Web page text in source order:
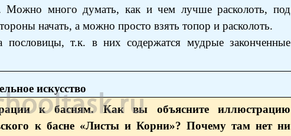
Можно много думать, как и чем лучше расколоть, под
начать, а можно просто взять топор и расколоть.
т.к. в них содержатся мудрые законченные
искусство
к басням. Как вы объясните иллюстрацию
к басне «Листы и Корни»? Почему там нет ни